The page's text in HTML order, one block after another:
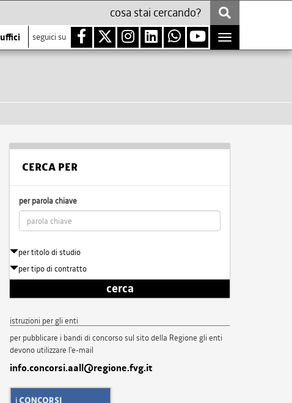
seguici su
Toggle
navigation
CERCA PER
per parola chiave
per titolo di studio
per tipo di contratto
cerca
istruzioni per gli enti
per pubblicare i bandi di concorso sul sito della Regione gli enti
devono utilizzare l'e-mail
info.concorsi.aall@regione.fvg.it